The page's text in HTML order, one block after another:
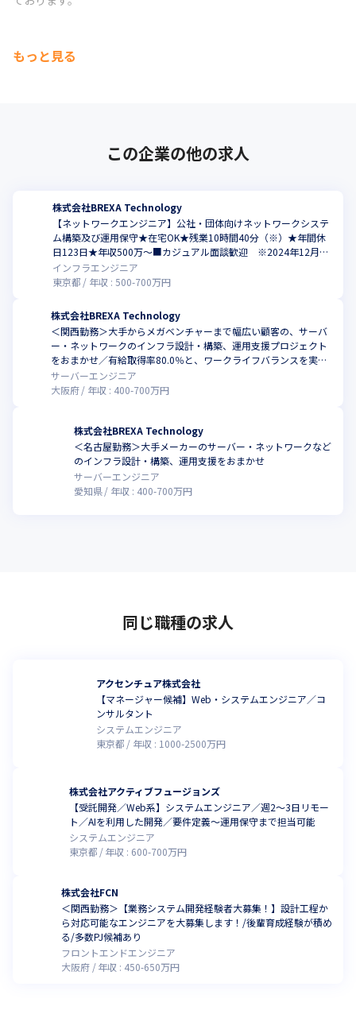
もっと見る
この企業の他の求人
株式会社BREXA Technology
【ネットワークエンジニア】公社・団体向けネットワークシステ
ム構築及び運用保守★在宅OK★残業10時間40分（※）★年間休
日123日★年収500万～■カジュアル面談歓迎 ※2024年12月時
点
インフラエンジニア
東京都
年収 : 500-700万円
株式会社BREXA Technology
＜関西勤務＞大手からメガベンチャーまで幅広い顧客の、サーバ
ー・ネットワークのインフラ設計・構築、運用支援プロジェクト
をおまかせ／有給取得率80.0％と、ワークライフバランスを実現
しやすい環境
サーバーエンジニア
大阪府
年収 : 400-700万円
株式会社BREXA Technology
＜名古屋勤務＞⼤⼿メーカーのサーバー・ネットワークなど
のインフラ設計・構築、運用支援をおまかせ
サーバーエンジニア
愛知県
年収 : 400-700万円
同じ職種の求人
アクセンチュア株式会社
【マネージャー候補】Web・システムエンジニア／コ
ンサルタント
システムエンジニア
東京都
年収 : 1000-2500万円
株式会社アクティブフュージョンズ
【受託開発／Web系】システムエンジニア／週2～3日リモー
ト／AIを利用した開発／要件定義～運用保守まで担当可能
システムエンジニア
東京都
年収 : 600-700万円
株式会社FCN
＜関西勤務＞【業務システム開発経験者大募集！】設計工程か
ら対応可能なエンジニアを大募集します！/後輩育成経験が積め
る/多数PJ候補あり
フロントエンドエンジニア
大阪府
年収 : 450-650万円